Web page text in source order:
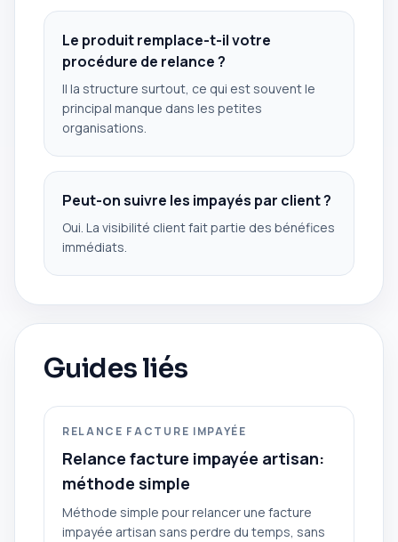
Le produit remplace-t-il votre
procédure de relance ?
Il la structure surtout, ce qui est souvent le
principal manque dans les petites
organisations.
Peut-on suivre les impayés par client ?
Oui. La visibilité client fait partie des bénéfices
immédiats.
Guides liés
RELANCE FACTURE IMPAYÉE
Relance facture impayée artisan:
méthode simple
Méthode simple pour relancer une facture
impayée artisan sans perdre du temps, sans